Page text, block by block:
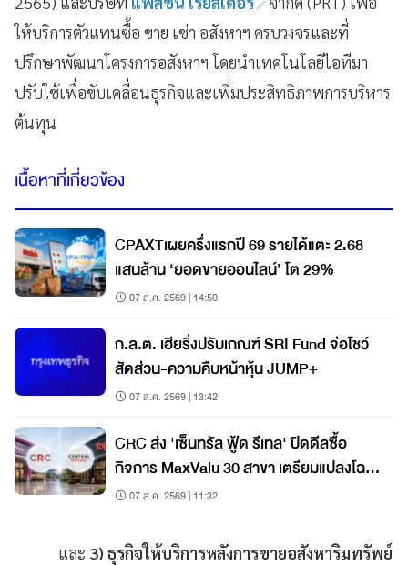
ให้บริการตัวแทนซื้อ ขาย เช่า อสังหาฯ ครบวงจรและที่
ปรึกษาพัฒนาโครงการอสังหาฯ โดยนำเทคโนโลยีไอทีมา
ปรับใช้เพื่อขับเคลื่อนธุรกิจและเพิ่มประสิทธิภาพการบริหาร
ต้นทุน
เนื้อหาที่เกี่ยวข้อง
CPAXTเผยครึ่งแรกปี 69 รายได้แตะ 2.68
แสนล้าน ‘ยอดขายออนไลน์’ โต 29%
07 ส.ค. 2569 | 14:50
ก.ล.ต. เฮียริ่งปรับเกณฑ์ SRI Fund จ่อโชว์
สัดส่วน-ความคืบหน้าหุ้น JUMP+
07 ส.ค. 2569 | 13:42
CRC ส่ง 'เซ็นทรัล ฟู้ด รีเทล' ปิดดีลซื้อ
กิจการ MaxValu 30 สาขา เตรียมแปลงโฉม
เป็น 'ท็อปส์'
07 ส.ค. 2569 | 11:32
และ 3) ธุรกิจให้บริการหลังการขายอสังหาริมทรัพย์